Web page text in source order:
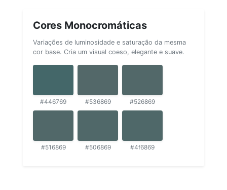
Cores Monocromáticas
Variações de luminosidade e saturação da mesma
cor base. Cria um visual coeso, elegante e suave.
#446769 #536869 #526869
#516869 #506869 #4f6869